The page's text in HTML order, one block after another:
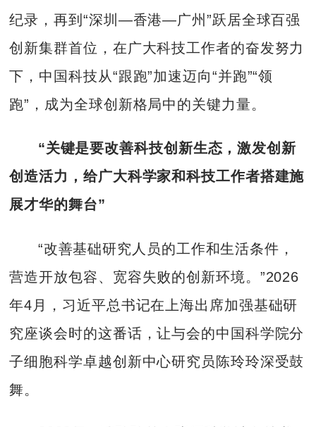
纪录，再到“深圳—香港—广州”跃居全球百强
创新集群首位，在广大科技工作者的奋发努力
下，中国科技从“跟跑”加速迈向“并跑”“领
跑”，成为全球创新格局中的关键力量。
“关键是要改善科技创新生态，激发创新
创造活力，给广大科学家和科技工作者搭建施
展才华的舞台”
“改善基础研究人员的工作和生活条件，
营造开放包容、宽容失败的创新环境。”2026
年4月，习近平总书记在上海出席加强基础研
究座谈会时的这番话，让与会的中国科学院分
子细胞科学卓越创新中心研究员陈玲玲深受鼓
舞。